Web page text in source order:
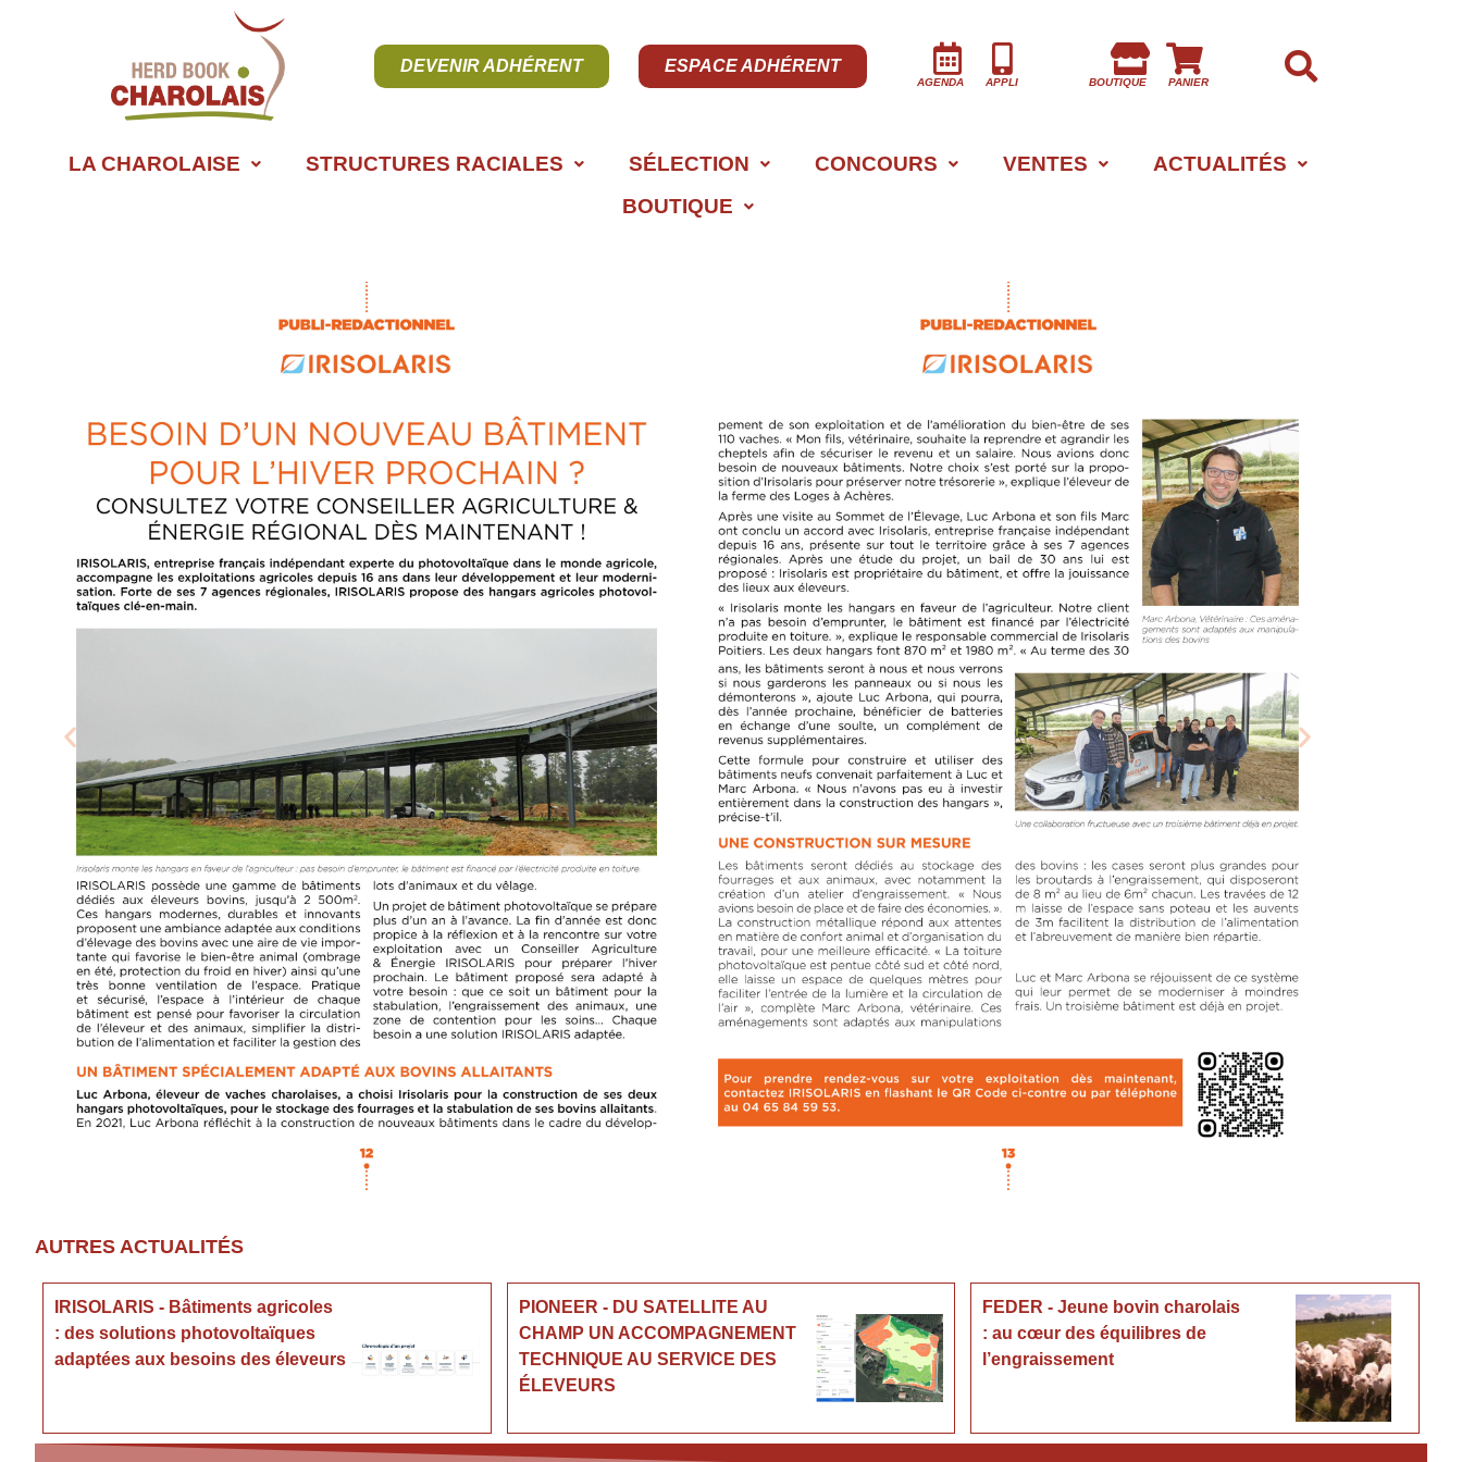
DEVENIR ADHÉRENT ESPACE ADHÉRENT
AGENDA APPLI BOUTIQUE PANIER
LA CHAROLAISE STRUCTURES RACIALES SÉLECTION CONCOURS VENTES
ACTUALITÉS
BOUTIQUE
AUTRES ACTUALITÉS
IRISOLARIS - Bâtiments agricoles
: des solutions photovoltaïques
adaptées aux besoins des éleveurs
PIONEER - DU SATELLITE AU
CHAMP UN ACCOMPAGNEMENT
TECHNIQUE AU SERVICE DES
ÉLEVEURS
FEDER - Jeune bovin charolais
: au cœur des équilibres de
l’engraissement